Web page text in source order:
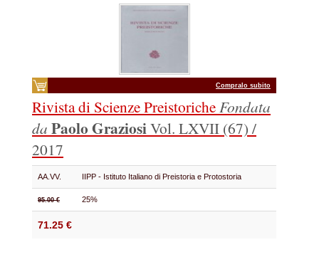
Compralo subito
Rivista di Scienze PreistoricheFondata
da Paolo GraziosiVol. LXVII (67) /
2017
AA.VV. IIPP - Istituto Italiano di Preistoria e Protostoria
95.00 € 25%
71.25 €